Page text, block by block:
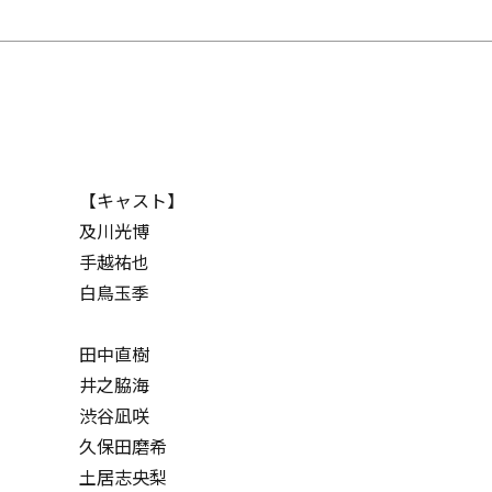
【キャスト】
及川光博
手越祐也
白鳥玉季
田中直樹
井之脇海
渋谷凪咲
久保田磨希
土居志央梨